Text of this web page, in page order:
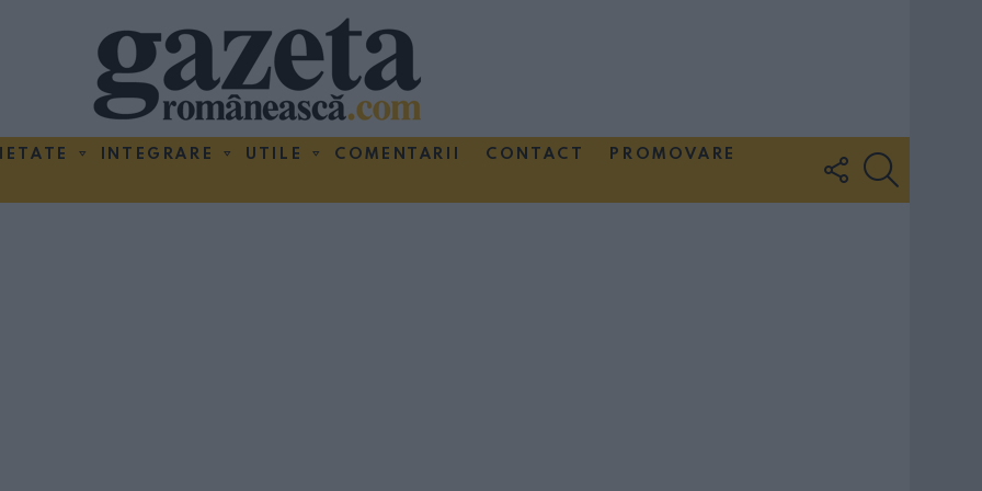
INTEGRARE UTILE COMENTARII CONTACT
PROMOVARE
FOLLOW
US